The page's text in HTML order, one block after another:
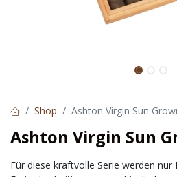
Shop Ashton Virgin Sun
Ashton Virgin Sun
Für diese kraftvolle Serie werden